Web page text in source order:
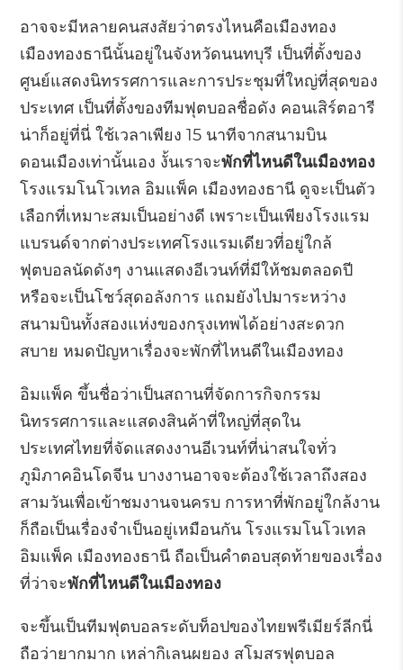
อาจจะมีหลายคนสงสัยว่าตรงไหนคือเมืองทอง
เมืองทองธานีนั้นอยู่ในจังหวัดนนทบุรี เป็นที่ตั้งของ
ศูนย์แสดงนิทรรศการและการประชุมที่ใหญ่ที่สุดของ
ประเทศ เป็นที่ตั้งของทีมฟุตบอลชื่อดัง คอนเสิร์ตอารี
น่าก็อยู่ที่นี่ ใช้เวลาเพียง 15 นาทีจากสนามบิน
ดอนเมืองเท่านั้นเอง งั้นเราจะพักที่ไหนดีในเมืองทอง
โรงแรมโนโวเทล อิมแพ็ค เมืองทองธานี ดูจะเป็นตัว
เลือกที่เหมาะสมเป็นอย่างดี เพราะเป็นเพียงโรงแรม
แบรนด์จากต่างประเทศโรงแรมเดียวที่อยู่ใกล้
ฟุตบอลนัดดังๆ งานแสดงอีเวนท์ที่มีให้ชมตลอดปี
หรือจะเป็นโชว์สุดอลังการ แถมยังไปมาระหว่าง
สนามบินทั้งสองแห่งของกรุงเทพได้อย่างสะดวก
สบาย หมดปัญหาเรื่องจะพักที่ไหนดีในเมืองทอง
อิมแพ็ค ขึ้นชื่อว่าเป็นสถานที่จัดการกิจกรรม
นิทรรศการและแสดงสินค้าที่ใหญ่ที่สุดใน
ประเทศไทยที่จัดแสดงงานอีเวนท์ที่น่าสนใจทั่ว
ภูมิภาคอินโดจีน บางงานอาจจะต้องใช้เวลาถึงสอง
สามวันเพื่อเข้าชมงานจนครบ การหาที่พักอยู่ใกล้งาน
ก็ถือเป็นเรื่องจำเป็นอยู่เหมือนกัน โรงแรมโนโวเทล
อิมแพ็ค เมืองทองธานี ถือเป็นคำตอบสุดท้ายของเรื่อง
ที่ว่าจะพักที่ไหนดีในเมืองทอง
จะขึ้นเป็นทีมฟุตบอลระดับท็อปของไทยพรีเมียร์ลีกนี่
ถือว่ายากมาก เหล่ากิเลนผยอง สโมสรฟุตบอล